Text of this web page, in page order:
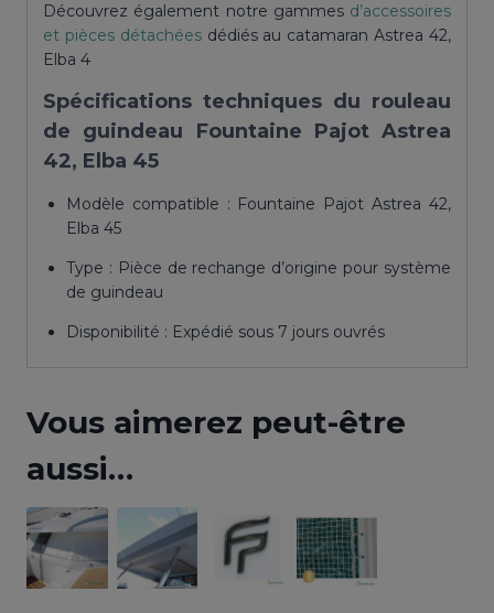
Découvrez également notre gammes d’accessoires
et pièces détachéesdédiés au catamaran Astrea 42,
Elba 4
Spécifications techniques du rouleau
de guindeau Fountaine Pajot Astrea
42, Elba 45
Modèle compatible : Fountaine Pajot Astrea 42,
Elba 45
Type : Pièce de rechange d’origine pour système
de guindeau
Disponibilité : Expédié sous 7 jours ouvrés
Vous aimerez peut-être
aussi…